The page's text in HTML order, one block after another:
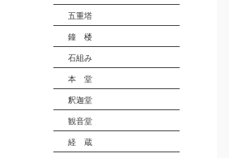
五重塔
鐘 楼
石組み
本 堂
釈迦堂
観音堂
経 蔵